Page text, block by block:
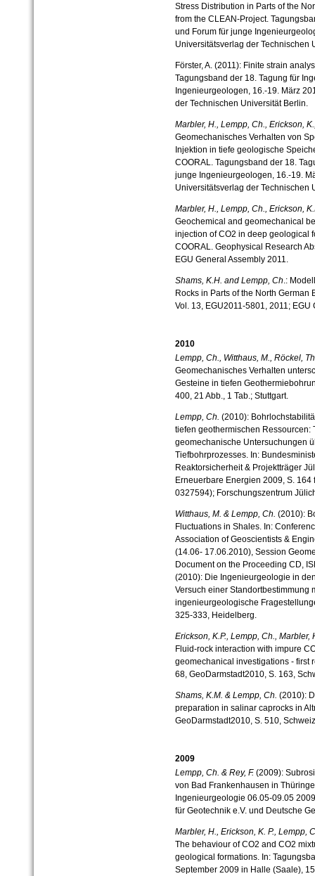
Stress Distribution in Parts of the
from the CLEAN-Project.
und Forum für junge
Universitätsverlag der Technischen
Förster, A. (2011): Finite strain
Tagungsband der 18. Tagung für
Ingenieurgeologen, 16.-19. März
der Technischen Universität Berlin.
Marbler, H., Lempp, Ch., Erickson,
Geomechanisches Verhalten von
Injektion in tiefe geologische
COORAL. Tagungsband der 18.
junge Ingenieurgeologen, 16.-19.
Universitätsverlag der Technischen
Marbler, H., Lempp, Ch., Erickson,
Geochemical and geomechanical
injection of CO2 in deep geological
COORAL. Geophysical Research
EGU General Assembly 2011.
Shams, K.H. and Lempp, Ch .:
Rocks in Parts of the North German
Vol. 13, EGU2011-5801, 2011; EGU
2010
Lempp, Ch., Witthaus, M., Röckel,
Geomechanisches Verhalten
Gesteine in tiefen
400, 21 Abb., 1 Tab.; Stuttgart.
Lempp, Ch. (2010):
tiefen geothermischen
geomechanische Untersuchungen
Tiefbohrprozesses. In:
Reaktorsicherheit & Projektträger
Erneuerbare Energien 2009, S.
0327594); Forschungszentrum
Witthaus, M. & Lempp, Ch. (2010):
Fluctuations in Shales. In:
Association of Geoscientists &
(14.06- 17.06.2010), Session
Document on the Proceeding CD,
(2010): Die Ingenieurgeologie in
Versuch einer Standortbestimmung
ingenieurgeologische
325-333, Heidelberg.
Erickson, K.P., Lempp, Ch., Marbler,
Fluid-rock interaction with impure
geomechanical investigations - first
68, GeoDarmstadt2010, S. 163,
Shams, K.M. & Lempp, Ch. (2010):
preparation in salinar caprocks in
GeoDarmstadt2010, S. 510,
2009
Lempp, Ch. & Rey, F.(2009):
von Bad Frankenhausen in
Ingenieurgeologie 06.05-09.05
für Geotechnik e.V. und Deutsche
Marbler, H., Erickson, K. P., Lempp,
The behaviour of CO2 and CO2
geological formations. In:
September 2009 in Halle (Saale),